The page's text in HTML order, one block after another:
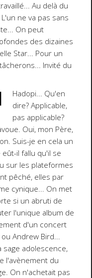
Au delà du
ne va pas sans
On peut
des dizaines
Star... Pour un
Invité du
Hadopi... Qu'en
dire? Applicable,
pas applicable?
Oui, mon Père,
Suis-je en cela un
il fallu qu'il se
sur les plateformes
pêché, elles par
cynique... On met
si un abruti de
l'unique album de
d'un concert
Andrew Bird...
sage adolescence,
l'avènement du
On n'achetait pas